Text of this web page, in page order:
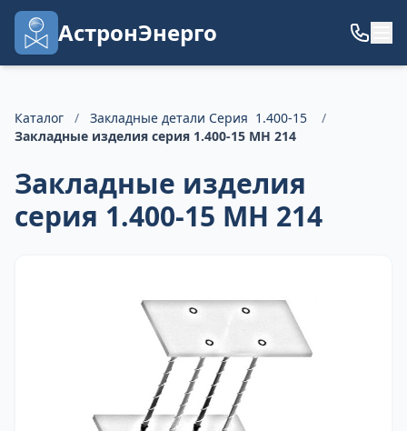
АстронЭнерго
Каталог / Закладные детали Серия 1.400-15
/
Закладные изделия серия 1.400-15 МН 214
Закладные изделия
серия 1.400-15 МН 214